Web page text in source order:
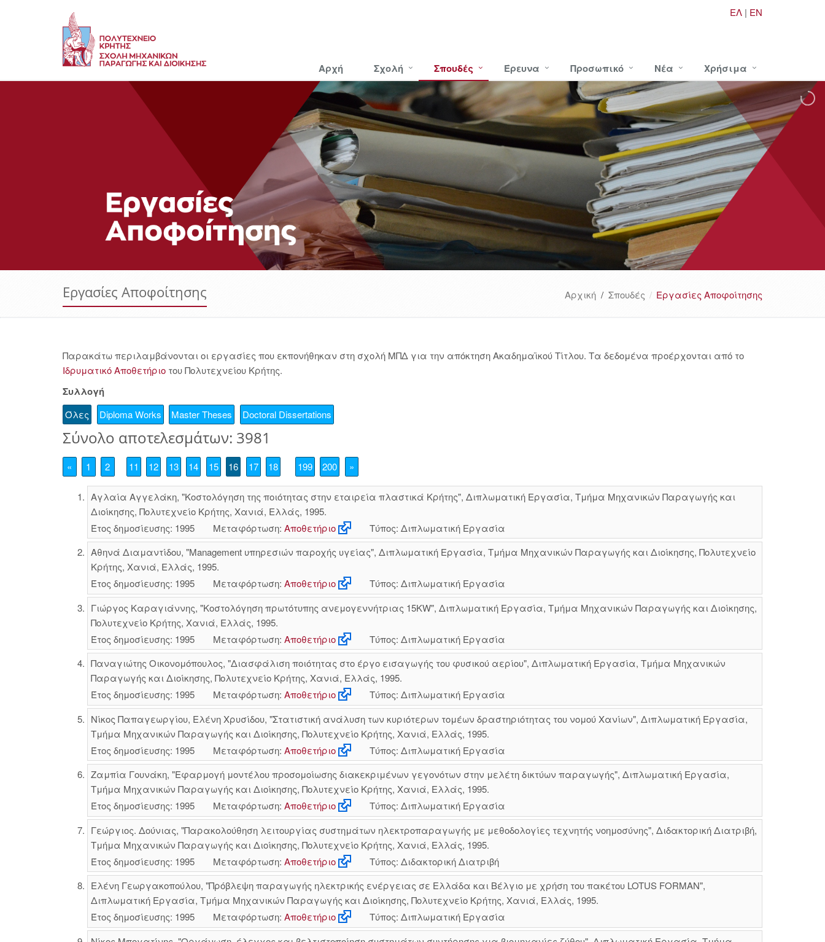
ΕΛ | EN
Αρχή Σχολή Σπουδές Έρευνα Προσωπικό Νέα Χρήσιμα
Εργασίες Αποφοίτησης Αρχική / Σπουδές Εργασίες Αποφοίτησης
Παρακάτω περιλαμβάνονται οι εργασίες που εκπονήθηκαν στη σχολή ΜΠΔ για την απόκτηση Ακαδημαϊκού Τίτλου. Τα δεδομένα προέρχονται από το
Ιδρυματικό Αποθετήριο του Πολυτεχνείου Κρήτης.
Συλλογή
Όλες Diploma Works Master Theses Doctoral Dissertations
Σύνολο αποτελεσμάτων: 3981
« 1 2 11 12 13 14 15 16 17 18 199 200 »
Αγλαία Αγγελάκη, "Κοστολόγηση της ποιότητας στην εταιρεία πλαστικά Κρήτης", Διπλωματική Εργασία, Τμήμα Μηχανικών Παραγωγής και
Διοίκησης, Πολυτεχνείο Κρήτης, Χανιά, Ελλάς, 1995.
Έτος δημοσίευσης: 1995
Μεταφόρτωση: Αποθετήριο
Τύπος: Διπλωματική Εργασία
Αθηνά Διαμαντίδου, "Management υπηρεσιών παροχής υγείας", Διπλωματική Εργασία, Τμήμα Μηχανικών Παραγωγής και Διοίκησης, Πολυτεχνείο
Κρήτης, Χανιά, Ελλάς, 1995.
Έτος δημοσίευσης: 1995
Μεταφόρτωση: Αποθετήριο
Τύπος: Διπλωματική Εργασία
Γιώργος Καραγιάννης, "Κοστολόγηση πρωτότυπης ανεμογεννήτριας 15KW", Διπλωματική Εργασία, Τμήμα Μηχανικών Παραγωγής και Διοίκησης,
Πολυτεχνείο Κρήτης, Χανιά, Ελλάς, 1995.
Έτος δημοσίευσης: 1995
Μεταφόρτωση: Αποθετήριο
Τύπος: Διπλωματική Εργασία
Παναγιώτης Οικονομόπουλος, "Διασφάλιση ποιότητας στο έργο εισαγωγής του φυσικού αερίου", Διπλωματική Εργασία, Τμήμα Μηχανικών
Παραγωγής και Διοίκησης, Πολυτεχνείο Κρήτης, Χανιά, Ελλάς, 1995.
Έτος δημοσίευσης: 1995
Μεταφόρτωση: Αποθετήριο
Τύπος: Διπλωματική Εργασία
Νίκος Παπαγεωργίου, Ελένη Χρυσίδου, "Στατιστική ανάλυση των κυριότερων τομέων δραστηριότητας του νομού Χανίων", Διπλωματική Εργασία,
Τμήμα Μηχανικών Παραγωγής και Διοίκησης, Πολυτεχνείο Κρήτης, Χανιά, Ελλάς, 1995.
Έτος δημοσίευσης: 1995
Μεταφόρτωση: Αποθετήριο
Τύπος: Διπλωματική Εργασία
Ζαμπία Γουνάκη, "Εφαρμογή μοντέλου προσομοίωσης διακεκριμένων γεγονότων στην μελέτη δικτύων παραγωγής", Διπλωματική Εργασία,
Τμήμα Μηχανικών Παραγωγής και Διοίκησης, Πολυτεχνείο Κρήτης, Χανιά, Ελλάς, 1995.
Έτος δημοσίευσης: 1995
Μεταφόρτωση: Αποθετήριο
Τύπος: Διπλωματική Εργασία
Γεώργιος. Δούνιας, "Παρακολούθηση λειτουργίας συστημάτων ηλεκτροπαραγωγής με μεθοδολογίες τεχνητής νοημοσύνης", Διδακτορική Διατριβή,
Τμήμα Μηχανικών Παραγωγής και Διοίκησης, Πολυτεχνείο Κρήτης, Χανιά, Ελλάς, 1995.
Έτος δημοσίευσης: 1995
Μεταφόρτωση: Αποθετήριο
Τύπος: Διδακτορική Διατριβή
Ελένη Γεωργακοπούλου, "Πρόβλεψη παραγωγής ηλεκτρικής ενέργειας σε Ελλάδα και Βέλγιο με χρήση του πακέτου LOTUS FORMAN",
Διπλωματική Εργασία, Τμήμα Μηχανικών Παραγωγής και Διοίκησης, Πολυτεχνείο Κρήτης, Χανιά, Ελλάς, 1995.
Έτος δημοσίευσης: 1995
Μεταφόρτωση: Αποθετήριο
Τύπος: Διπλωματική Εργασία